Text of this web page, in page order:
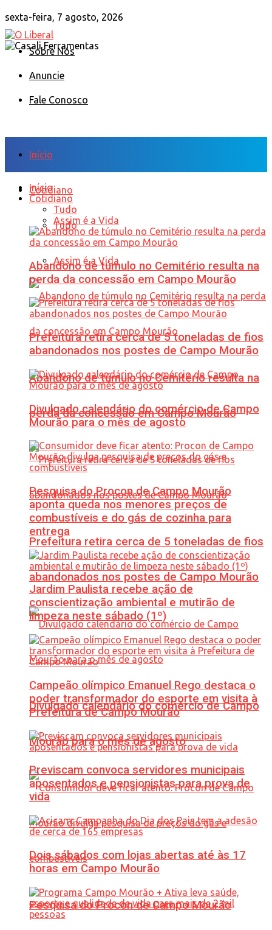
sexta-feira, 7 agosto, 2026
Sobre Nós
Anuncie
Fale Conosco
Início
Cotidiano
Tudo
Assim é a Vida
Abandono de túmulo no Cemitério resulta na
perda da concessão em Campo Mourão
Prefeitura retira cerca de 5 toneladas de fios
abandonados nos postes de Campo Mourão
Divulgado calendário do comércio de Campo
Mourão para o mês de agosto
Pesquisa do Procon de Campo Mourão
Início
Cotidiano
Tudo
Assim é a Vida
Abandono de túmulo no Cemitério resulta na
perda da concessão em Campo Mourão
Prefeitura retira cerca de 5 toneladas de fios
abandonados nos postes de Campo Mourão
Divulgado calendário do comércio de Campo
Mourão para o mês de agosto
Pesquisa do Procon de Campo Mourão
aponta queda nos menores preços de
combustíveis e do gás de cozinha para
entrega
Jardim Paulista recebe ação de
conscientização ambiental e mutirão de
limpeza neste sábado (1º)
Campeão olímpico Emanuel Rego destaca o
poder transformador do esporte em visita à
Prefeitura de Campo Mourão
Previscam convoca servidores municipais
aposentados e pensionistas para prova de
vida
Dois sábados com lojas abertas até às 17
horas em Campo Mourão